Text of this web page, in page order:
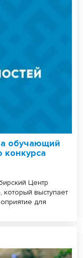
обучающий
конкурса
Центр
выступает
для